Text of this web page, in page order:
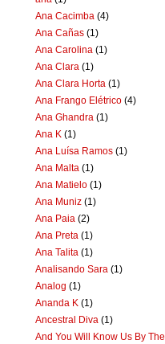
Ana Cacimba (4)
Ana Cañas (1)
Ana Carolina (1)
Ana Clara (1)
Ana Clara Horta (1)
Ana Frango Elétrico (4)
Ana Ghandra (1)
Ana K (1)
Ana Luísa Ramos (1)
Ana Malta (1)
Ana Matielo (1)
Ana Muniz (1)
Ana Paia (2)
Ana Preta (1)
Ana Talita (1)
Analisando Sara (1)
Analog (1)
Ananda K (1)
Ancestral Diva (1)
And You Will Know Us By The